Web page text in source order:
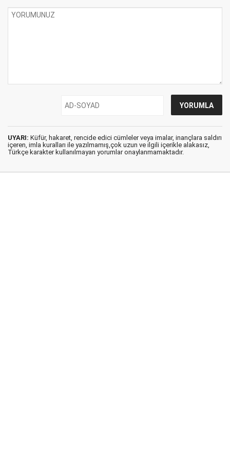
UYARI: Küfür, hakaret, rencide edici cümleler veya imalar, inançlara saldırı
içeren, imla kuralları ile yazılmamış,çok uzun ve ilgili içerikle alakasız,
Türkçe karakter kullanılmayan yorumlar onaylanmamaktadır.